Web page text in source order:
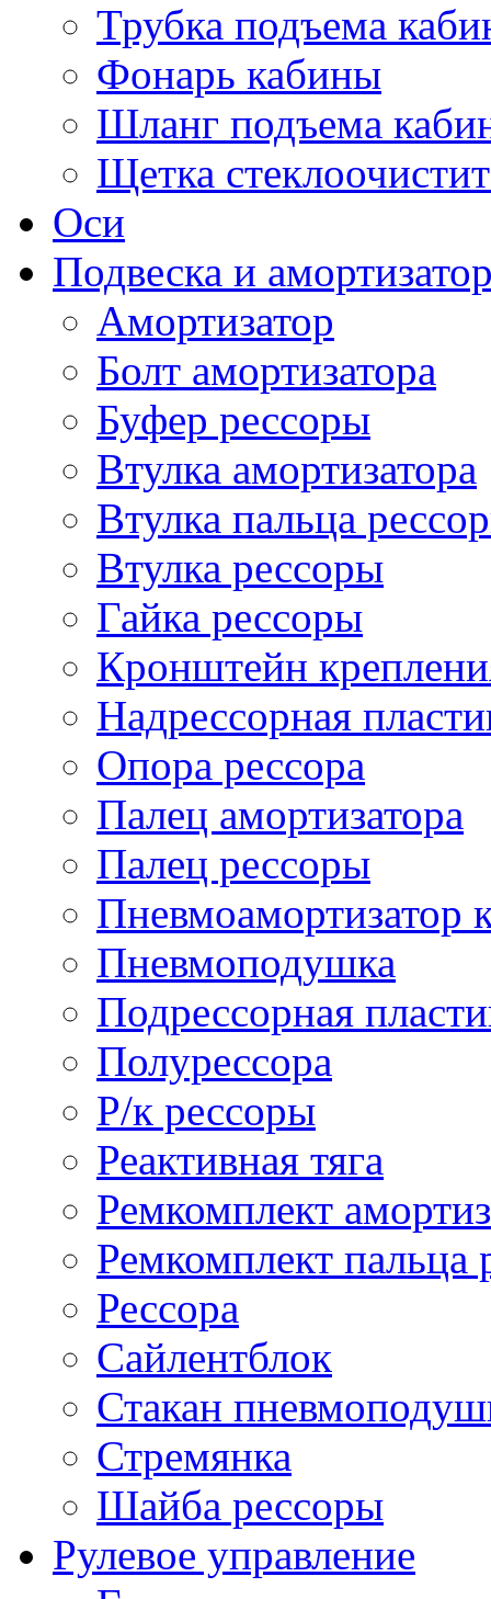
Трубка подъема
Фонарь кабины
Шланг подъема
Щетка
Оси
Подвеска и
Амортизатор
Болт амортизатора
Буфер рессоры
Втулка амортизатора
Втулка пальца
Втулка рессоры
Гайка рессоры
Кронштейн
Надрессорная
Опора рессора
Палец амортизатора
Палец рессоры
Пневмоамортизатор
Пневмоподушка
Подрессорная
Полурессора
Р/к рессоры
Реактивная тяга
Ремкомплект
Ремкомплект пальца
Рессора
Сайлентблок
Стакан
Стремянка
Шайба рессоры
Рулевое управление